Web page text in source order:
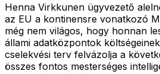
Henna Virkkunen ügyvezető
az EU a kontinensre vonatkozó
még nem világos, hogy honnan
állami adatközpontok
cselekvési terv felvázolja a
összes fontos mesterséges